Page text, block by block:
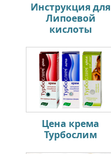
Инструкция для
Липоевой
кислоты
Цена крема
Турбослим